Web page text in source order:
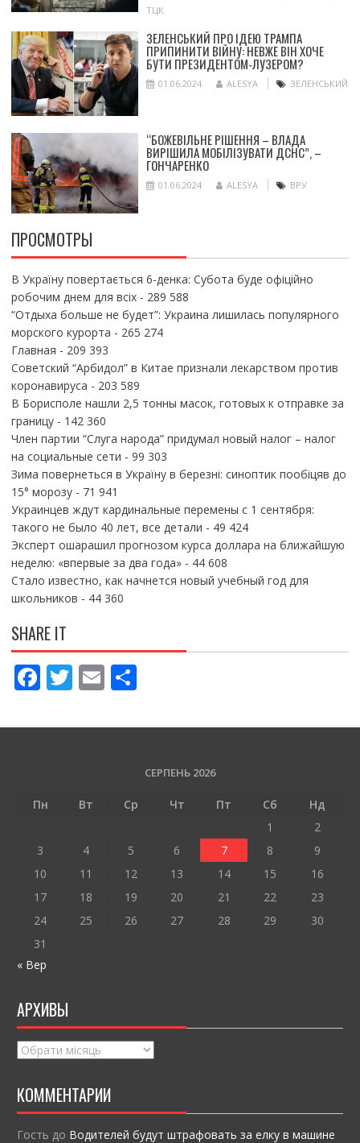
ТЦК
ЗЕЛЕНСЬКИЙ ПРО ІДЕЮ ТРАМПА
ПРИПИНИТИ ВІЙНУ: НЕВЖЕ ВІН ХОЧЕ
БУТИ ПРЕЗИДЕНТОМ-ЛУЗЕРОМ?
01.06.2024 ALESYA ЗЕЛЕНСЬКИЙ
“БОЖЕВІЛЬНЕ РІШЕННЯ – ВЛАДА
ВИРІШИЛА МОБІЛІЗУВАТИ ДСНС”, –
ГОНЧАРЕНКО
01.06.2024 ALESYA ВРУ
ПРОСМОТРЫ
В Україну повертається 6-денка: Субота буде офіційно
робочим днем для всіх- 289 588
“Отдыха больше не будет”: Украина лишилась популярного
морского курорта - 265 274
Главная - 209 393
Советский “Арбидол” в Китае признали лекарством против
коронавируса - 203 589
В Борисполе нашли 2,5 тонны масок, готовых к отправке за
границу- 142 360
Член партии “Слуга народа” придумал новый налог – налог
на социальные сети - 99 303
Зима повернеться в Україну в березні: синоптик пообіцяв до
15° морозу- 71 941
Украинцев ждут кардинальные перемены с 1 сентября:
такого не было 40 лет, все детали - 49 424
Эксперт ошарашил прогнозом курса доллара на ближайшую
неделю: «впервые за два года»- 44 608
Стало известно, как начнется новый учебный год для
школьников - 44 360
SHARE IT
F
e
o
T
itt
E
ai
П
ді
и
т
СЕРПЕНЬ 2026
Пн Вт Ср Чт Пт Сб
Нд
1
2
3
4 5 6 7 8
9
10
11 12 13 14 15
16
17
18 19 20 21 22
23
24
25 26 27 28 29
30
31
« Вер
АРХИВЫ
Архивы
КОММЕНТАРИИ
Гость до Водителей будут штрафовать за елку в машине